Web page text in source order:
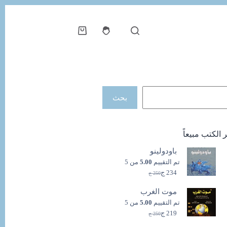
عربة
بحث
الكتب مبيعاً
باودولينو
تم التقييم 5.00 من 5
250 ج
السعر
هو:
250 ج.
234 ج
السعر
هو:
234 ج.
موت الغرب
تم التقييم 5.00 من 5
250 ج
السعر 219 ج
السعر